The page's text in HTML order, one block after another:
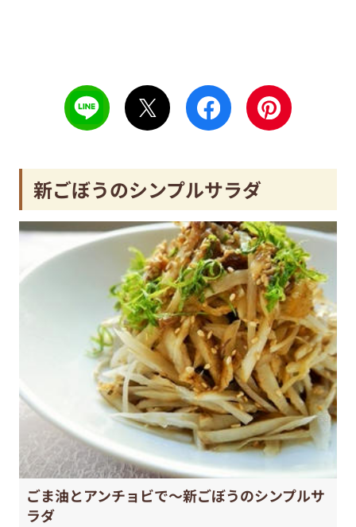
新ごぼうのシンプルサラダ
ごま油とアンチョビで～新ごぼうのシンプルサ
ラダ